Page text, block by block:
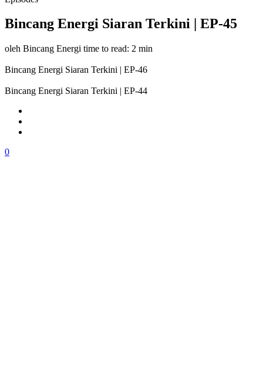
Bincang Energi Siaran Terkini | EP-45
oleh Bincang Energi time to read: 2 min
Bincang Energi Siaran Terkini | EP-46
Bincang Energi Siaran Terkini | EP-44
0